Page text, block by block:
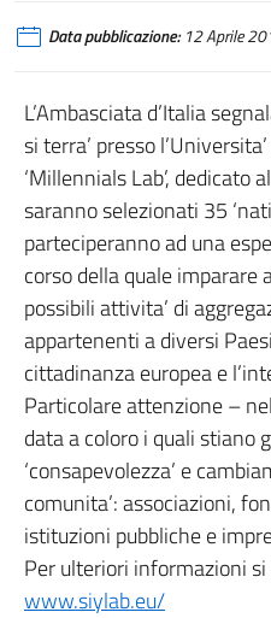
Data pubblicazione:12 Aprile
L’Ambasciata d’Italia
si terra’ presso
‘Millennials Lab’, dedicato
saranno selezionati 35
parteciperanno ad una
corso della quale imparare
possibili attivita’ di
appartenenti a diversi
cittadinanza europea e
Particolare attenzione –
data a coloro i quali stiano
‘consapevolezza’ e
comunita’: associazioni,
istituzioni pubbliche e
Per ulteriori informazioni
www.siylab.eu/